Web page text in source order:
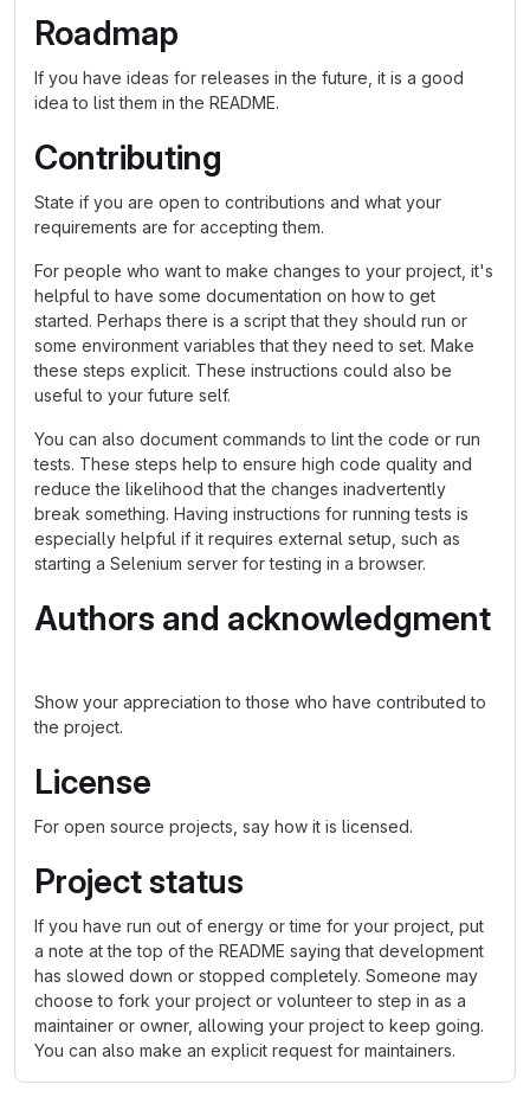
Roadmap
If you have ideas for releases in the future, it is a good
idea to list them in the README.
Contributing
State if you are open to contributions and what your
requirements are for accepting them.
For people who want to make changes to your project, it's
helpful to have some documentation on how to get
started. Perhaps there is a script that they should run or
some environment variables that they need to set. Make
these steps explicit. These instructions could also be
useful to your future self.
You can also document commands to lint the code or run
tests. These steps help to ensure high code quality and
reduce the likelihood that the changes inadvertently
break something. Having instructions for running tests is
especially helpful if it requires external setup, such as
starting a Selenium server for testing in a browser.
Authors and acknowledgment
Show your appreciation to those who have contributed to
the project.
License
For open source projects, say how it is licensed.
Project status
If you have run out of energy or time for your project, put
a note at the top of the README saying that development
has slowed down or stopped completely. Someone may
choose to fork your project or volunteer to step in as a
maintainer or owner, allowing your project to keep going.
You can also make an explicit request for maintainers.